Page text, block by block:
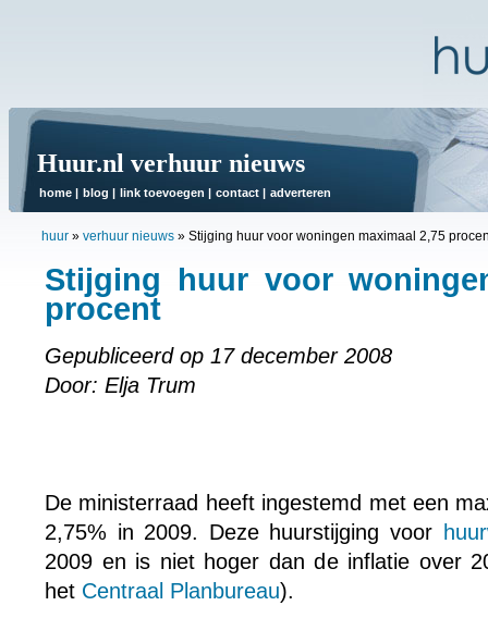
Huur.nl verhuur nieuws
home | blog | link toevoegen | contact | adverteren
huur » verhuur nieuws » Stijging huur voor woningen maximaal 2,75
Stijging huur voor
procent
Gepubliceerd op 17 december 2008
Door: Elja Trum
De ministerraad heeft ingestemd met een
2,75% in 2009. Deze huurstijging voor
2009 en is niet hoger dan de inflatie over
het Centraal Planbureau).